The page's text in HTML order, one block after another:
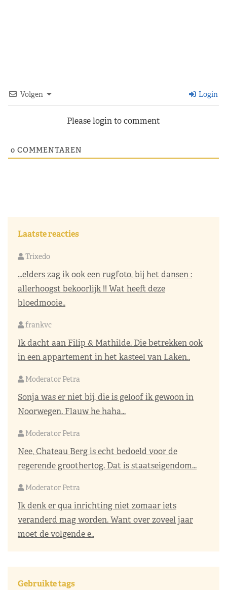
Volgen Login
Please login to comment
0 COMMENTAREN
Laatste reacties
Trixedo
...elders zag ik ook een rugfoto, bij het dansen :
allerhoogst bekoorlijk !! Wat heeft deze
bloedmooie..
frankvc
Ik dacht aan Filip & Mathilde. Die betrekken ook
in een appartement in het kasteel van Laken..
Moderator Petra
Sonja was er niet bij, die is geloof ik gewoon in
Noorwegen. Flauw he haha...
Moderator Petra
Nee, Chateau Berg is echt bedoeld voor de
regerende groothertog. Dat is staatseigendom...
Moderator Petra
Ik denk er qua inrichting niet zomaar iets
veranderd mag worden. Want over zoveel jaar
moet de volgende e..
Gebruikte tags